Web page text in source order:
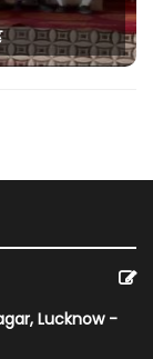
Lucknow -